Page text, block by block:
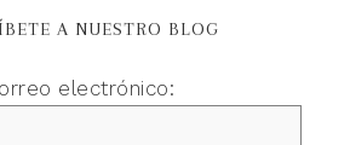
A NUESTRO BLOG
electrónico: